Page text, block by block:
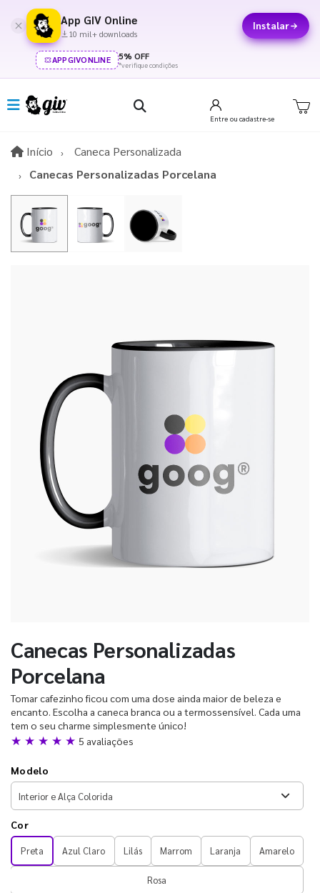
App GIV Online
10 mil+ downloads
Instalar
APPGIVONLINE 5% OFF
*verifique condições
Entre ou cadastre-se
Início InícioCaneca Personalizada
Canecas Personalizadas Porcelana
Canecas Personalizadas
Porcelana
Tomar cafezinho ficou com uma dose ainda maior de beleza e
encanto. Escolha a caneca branca ou a termossensível. Cada uma
tem o seu charme simplesmente único!
★ ★ ★ ★ ★ 5 avaliações
Modelo
Cor
Preta Azul Claro Lilás Marrom Laranja Amarelo
Rosa